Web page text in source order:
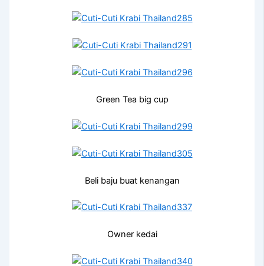
Green Tea big cup
Beli baju buat kenangan
Owner kedai